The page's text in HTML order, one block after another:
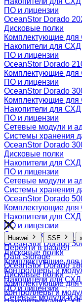
ПО и лицензии
OceanStor Dorado
Дисковые полки
Комплектующие
Накопители для СХД
ПО и лицензии
OceanStor Dorado
Комплектующие
ПО и лицензии
OceanStor Dorado
Комплектующие
Накопители для СХД
ПО и лицензии
Сетевые модули и
Системы хранения
OceanStor Dorado
Дисковые полки
Накопители для СХД
ПО и лицензии
Сетевые модули и
Системы хранения
OceanStor Dorado
Комплектующие
Накопители для СХД
ПО и лицензии
Системы хранения
OceanStor Dorado
Дисковые полки
Комплектующие
Контроллеры и
Накопители для СХД
ПО и лицензии
Сетевые модули и
Huawei SSE
Перейти в раздел
Data Storage
OceanStor Dorado
Дисковые полки
Комплектующие
Контроллеры и